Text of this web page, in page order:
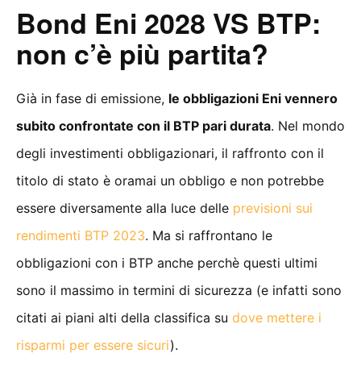
Bond Eni 2028 VS BTP:
non c’è più partita?
Già in fase di emissione, le obbligazioni Eni vennero
subito confrontate con il BTP pari durata. Nel mondo
degli investimenti obbligazionari, il raffronto con il
titolo di stato è oramai un obbligo e non potrebbe
essere diversamente alla luce delle previsioni sui
rendimenti BTP 2023. Ma si raffrontano le
obbligazioni con i BTP anche perchè questi ultimi
sono il massimo in termini di sicurezza (e infatti sono
citati ai piani alti della classifica su dove mettere i
risparmi per essere sicuri).